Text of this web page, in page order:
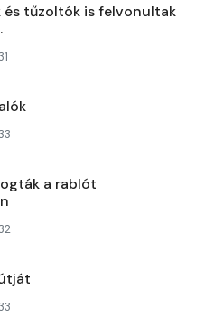
és tűzoltók is felvonultak
a rablót